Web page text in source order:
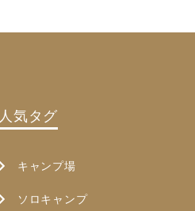
人気タグ
キャンプ場
ソロキャンプ